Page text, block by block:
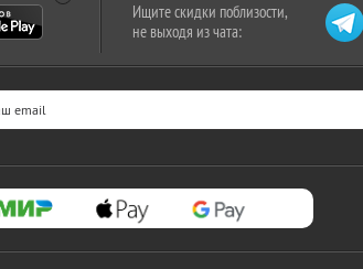
Ищите скидки поблизости,
не выходя из чата: